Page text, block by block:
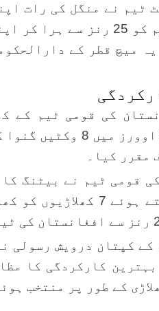
ٹیم نے منگل کی رات
میچ میں قطر کی قومی ٹیم کو 25
میچ قطر کے
کی قومی ٹیم کے
مقرر کیا۔
قومی ٹیم نے بیٹنگ
کارکردگی کا
کے طور پر منتخب